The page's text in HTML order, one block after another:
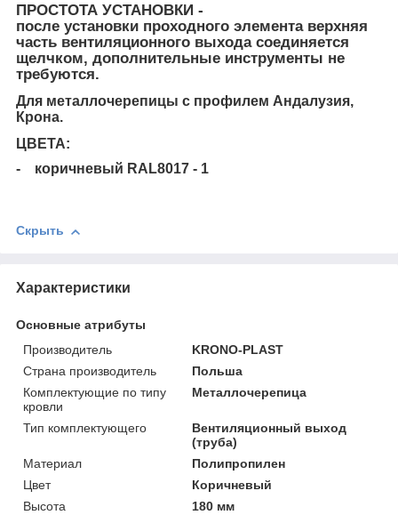
ПРОСТОТА УСТАНОВКИ -
после установки проходного элемента верхняя
часть вентиляционного выхода соединяется
щелчком, дополнительные инструменты не
требуются.
Для металлочерепицы с профилем Андалузия,
Крона.
ЦВЕТА:
- коричневый RAL8017 - 1
Скрыть
Характеристики
Основные атрибуты
Производитель
KRONO-PLAST
Страна производитель
Польша
Комплектующие по типу
кровли
Металлочерепица
Тип комплектующего
Вентиляционный выход
(труба)
Материал
Полипропилен
Цвет
Коричневый
Высота
180 мм